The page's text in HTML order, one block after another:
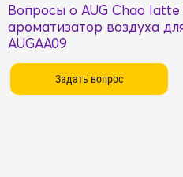
Вопросы о AUG Chao
ароматизатор воздуха
AUGAA09